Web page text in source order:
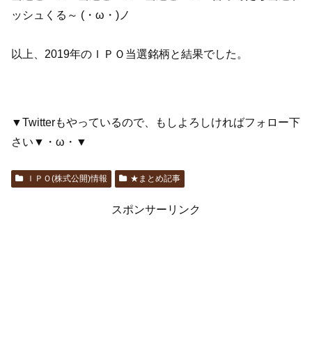
ッシュくる～ (・ω・)ノ
以上、2019年のＩＰＯ当選銘柄と結果でした。
▼Twitterもやっているので、もしよろしければフォロー下
さい▼・ω・▼
ＩＰＯ(株式公開)情報 ★まとめ記事
スポンサーリンク